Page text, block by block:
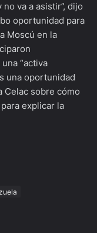
va a asistir”, dijo
oportunidad para
Moscú en la
“activa
una oportunidad
Celac sobre cómo
explicar la